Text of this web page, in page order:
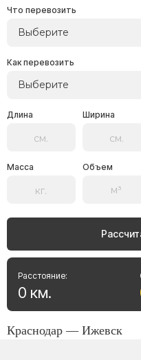
Что перевозить
Выберите
Как перевозить
Выберите
Длина Ширина
Масса Объем
Расстояние:
0 км.
Краснодар — Ижевск